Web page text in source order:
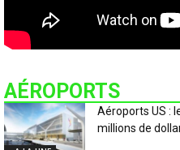
AÉROPORTS
Aéroports US :
millions de